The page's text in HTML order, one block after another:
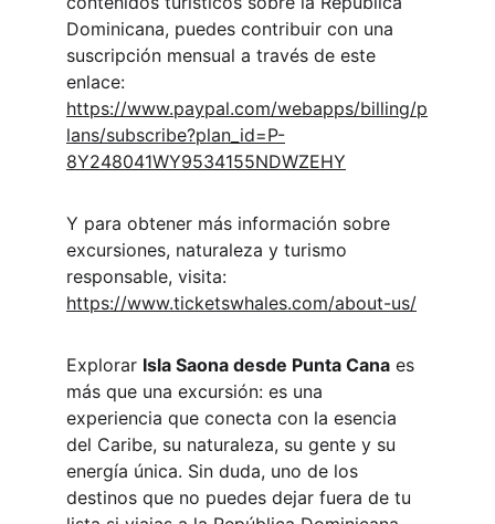
Dominicana, puedes contribuir con una
suscripción mensual a través de este
enlace:
https://www.paypal.com/webapps/billing/p
lans/subscribe?plan_id=P-
8Y248041WY9534155NDWZEHY
Y para obtener más información sobre
excursiones, naturaleza y turismo
responsable, visita:
https://www.ticketswhales.com/about-us/
Explorar Isla Saona desde Punta Cana es
más que una excursión: es una
experiencia que conecta con la esencia
del Caribe, su naturaleza, su gente y su
energía única. Sin duda, uno de los
destinos que no puedes dejar fuera de tu